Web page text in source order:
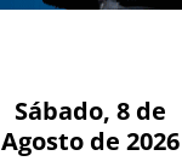
Sábado, 8 de
Agosto de 2026